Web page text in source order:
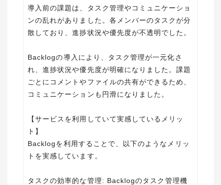
導入前の課題は、タスク管理やコミュニケーショ
ンの乱れがありました。各メンバーのタスクが分
散しており、進捗状況や優先度が不透明でした。
Backlogの導入により、タスク管理が一元化さ
れ、進捗状況や優先度が明確になりました。課題
ごとにコメントやファイルの共有ができるため、
コミュニケーションも円滑になりました。
【サービスを利用していて実感しているメリッ
ト】
Backlogを利用することで、以下のようなメリッ
トを実感しています。
タスクの効率的な管理: Backlogのタスク管理機